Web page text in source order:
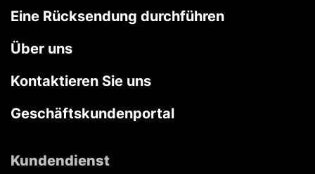
Eine Rücksendung durchführen
Über uns
Kontaktieren Sie uns
Geschäftskundenportal
Kundendienst